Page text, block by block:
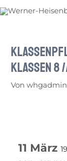
Inhalt
Klassen 8
Von
11 März
navigation